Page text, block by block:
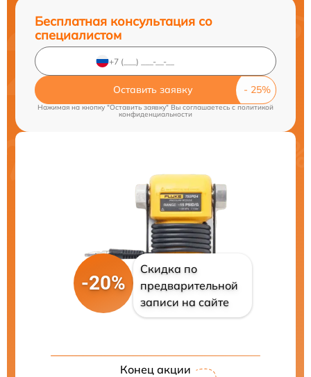
Бесплатная консультация со
специалистом
Оставить заявку
Нажимая на кнопку "Оставить заявку" Вы соглашаетесь cполитикой
конфиденциальности
-20%
Скидка по
предварительной
записи на сайте
Конец акции